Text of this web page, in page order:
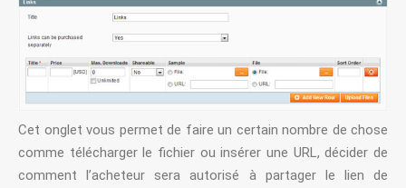
Cet onglet vous permet de faire un certain nombre de chose
comme télécharger le fichier ou insérer une URL, décider de
comment l’acheteur sera autorisé à partager le lien de